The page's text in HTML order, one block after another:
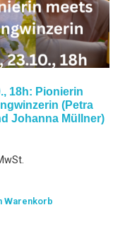
18h: Pionierin
(Petra
Johanna Müllner)
Warenkorb